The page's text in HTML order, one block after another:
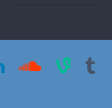
29 de julio de